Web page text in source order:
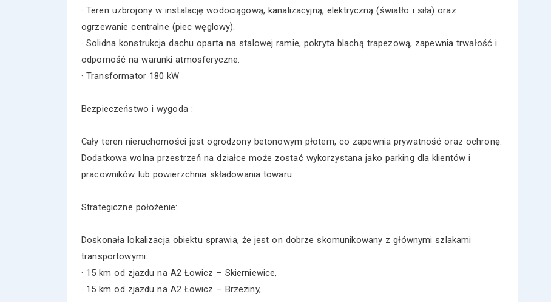
· Teren uzbrojony w instalację wodociągową, kanalizacyjną, elektryczną (światło i siła) oraz
ogrzewanie centralne (piec węglowy).
· Solidna konstrukcja dachu oparta na stalowej ramie, pokryta blachą trapezową, zapewnia trwałość i
odporność na warunki atmosferyczne.
· Transformator 180 kW
Bezpieczeństwo i wygoda :
Cały teren nieruchomości jest ogrodzony betonowym płotem, co zapewnia prywatność oraz ochronę.
Dodatkowa wolna przestrzeń na działce może zostać wykorzystana jako parking dla klientów i
pracowników lub powierzchnia składowania towaru.
Strategiczne położenie:
Doskonała lokalizacja obiektu sprawia, że jest on dobrze skomunikowany z głównymi szlakami
transportowymi:
· 15 km od zjazdu na A2 Łowicz – Skierniewice,
· 15 km od zjazdu na A2 Łowicz – Brzeziny,